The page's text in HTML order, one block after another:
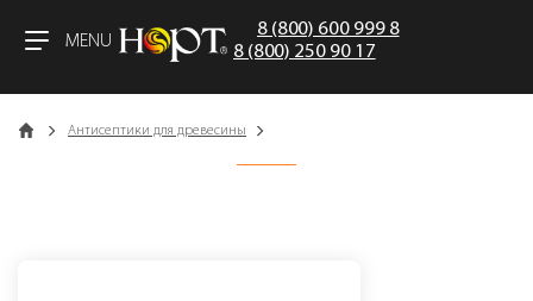
MENU
8 (800) 600 999 8
8 (800) 250 90 17
Catalog Антисептики для древесины